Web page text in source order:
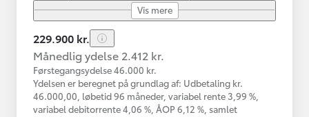
Vis mere
229.900 kr.
Månedlig ydelse 2.412 kr.
Førstegangsydelse 46.000 kr.
Ydelsen er beregnet på grundlag af: Udbetaling kr.
46.000,00, løbetid 96 måneder, variabel rente 3,99 %,
variabel debitorrente 4,06 %, ÅOP 6,12 %, samlet